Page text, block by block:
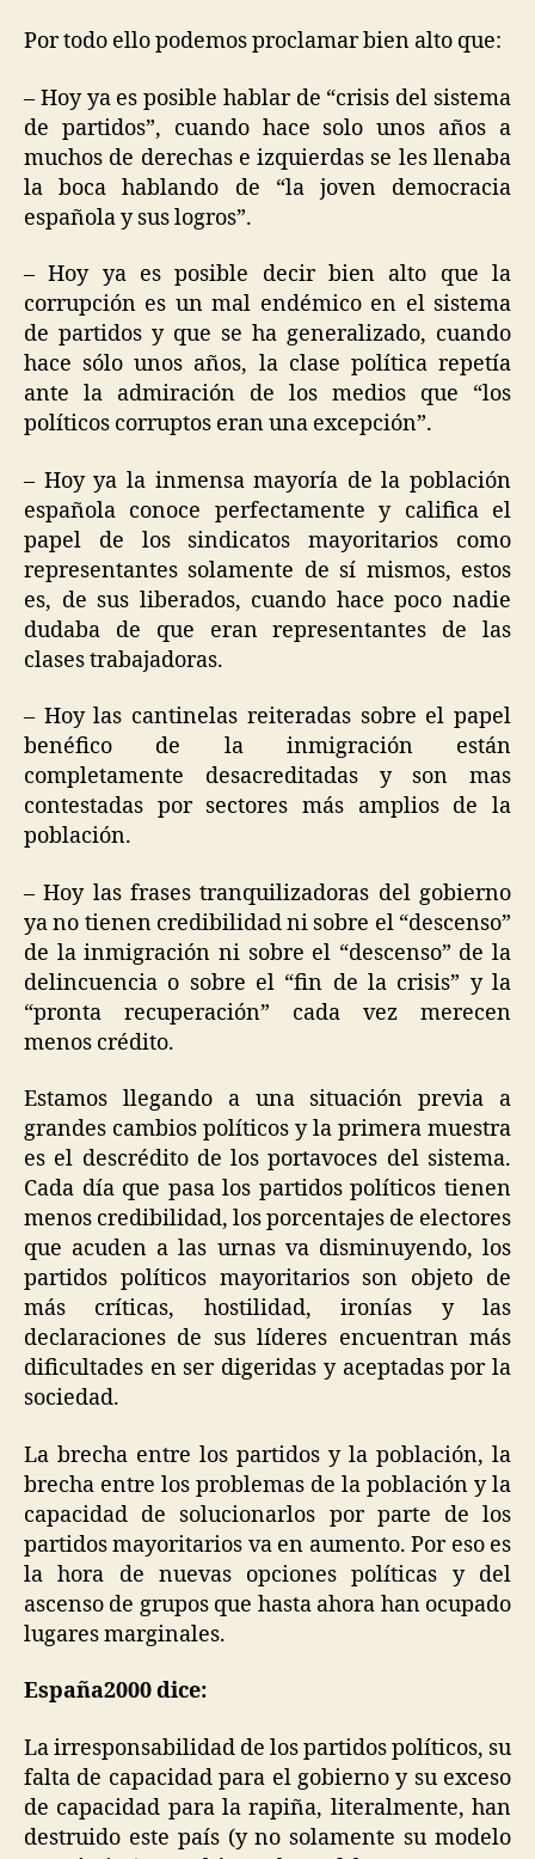
Por todo ello podemos proclamar bien alto que:
– Hoy ya es posible hablar de “crisis del sistema
de partidos”, cuando hace solo unos años a
muchos de derechas e izquierdas se les llenaba
la boca hablando de “la joven democracia
española y sus logros”.
– Hoy ya es posible decir bien alto que la
corrupción es un mal endémico en el sistema
de partidos y que se ha generalizado, cuando
hace sólo unos años, la clase política repetía
ante la admiración de los medios que “los
políticos corruptos eran una excepción”.
– Hoy ya la inmensa mayoría de la población
española conoce perfectamente y califica el
papel de los sindicatos mayoritarios como
representantes solamente de sí mismos, estos
es, de sus liberados, cuando hace poco nadie
dudaba de que eran representantes de las
clases trabajadoras.
– Hoy las cantinelas reiteradas sobre el papel
benéfico de la inmigración están
completamente desacreditadas y son mas
contestadas por sectores más amplios de la
población.
– Hoy las frases tranquilizadoras del gobierno
ya no tienen credibilidad ni sobre el “descenso”
de la inmigración ni sobre el “descenso” de la
delincuencia o sobre el “fin de la crisis” y la
“pronta recuperación” cada vez merecen
menos crédito.
Estamos llegando a una situación previa a
grandes cambios políticos y la primera muestra
es el descrédito de los portavoces del sistema.
Cada día que pasa los partidos políticos tienen
menos credibilidad, los porcentajes de electores
que acuden a las urnas va disminuyendo, los
partidos políticos mayoritarios son objeto de
más críticas, hostilidad, ironías y las
declaraciones de sus líderes encuentran más
dificultades en ser digeridas y aceptadas por la
sociedad.
La brecha entre los partidos y la población, la
brecha entre los problemas de la población y la
capacidad de solucionarlos por parte de los
partidos mayoritarios va en aumento. Por eso es
la hora de nuevas opciones políticas y del
ascenso de grupos que hasta ahora han ocupado
lugares marginales.
España2000 dice:
La irresponsabilidad de los partidos políticos, su
falta de capacidad para el gobierno y su exceso
de capacidad para la rapiña, literalmente, han
destruido este país (y no solamente su modelo